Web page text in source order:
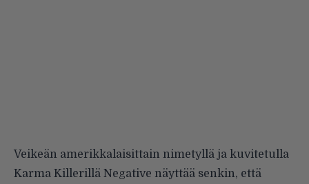
Veikeän amerikkalaisittain nimetyllä ja kuvitetulla
Karma Killerillä Negative näyttää senkin, että